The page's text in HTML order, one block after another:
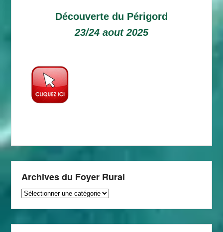
Découverte du Périgord
23/24 aout 2025
Archives du Foyer Rural
Archives
Rural